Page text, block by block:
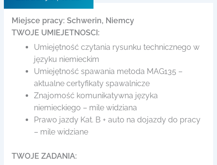
Miejsce pracy: Schwerin, Niemcy
TWOJE UMIEJETNOSCI:
Umiejętność czytania rysunku technicznego w
języku niemieckim
Umiejętność spawania metoda MAG135 –
aktualne certyfikaty spawalnicze
Znajomość komunikatywna języka
niemieckiego – mile widziana
Prawo jazdy Kat. B + auto na dojazdy do pracy
– mile widziane
TWOJE ZADANIA: